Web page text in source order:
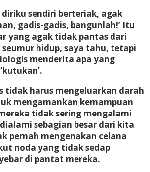
sendiri berteriak, agak
gadis-gadis, bangunlah!’ Itu
yang agak tidak pantas dari
hidup, saya tahu, tetapi
menderita apa yang
tidak harus mengeluarkan darah
mengamankan kemampuan
tidak sering mengalami
sebagian besar dari kita
pernah mengenakan celana
noda yang tidak sedap
di pantat mereka.